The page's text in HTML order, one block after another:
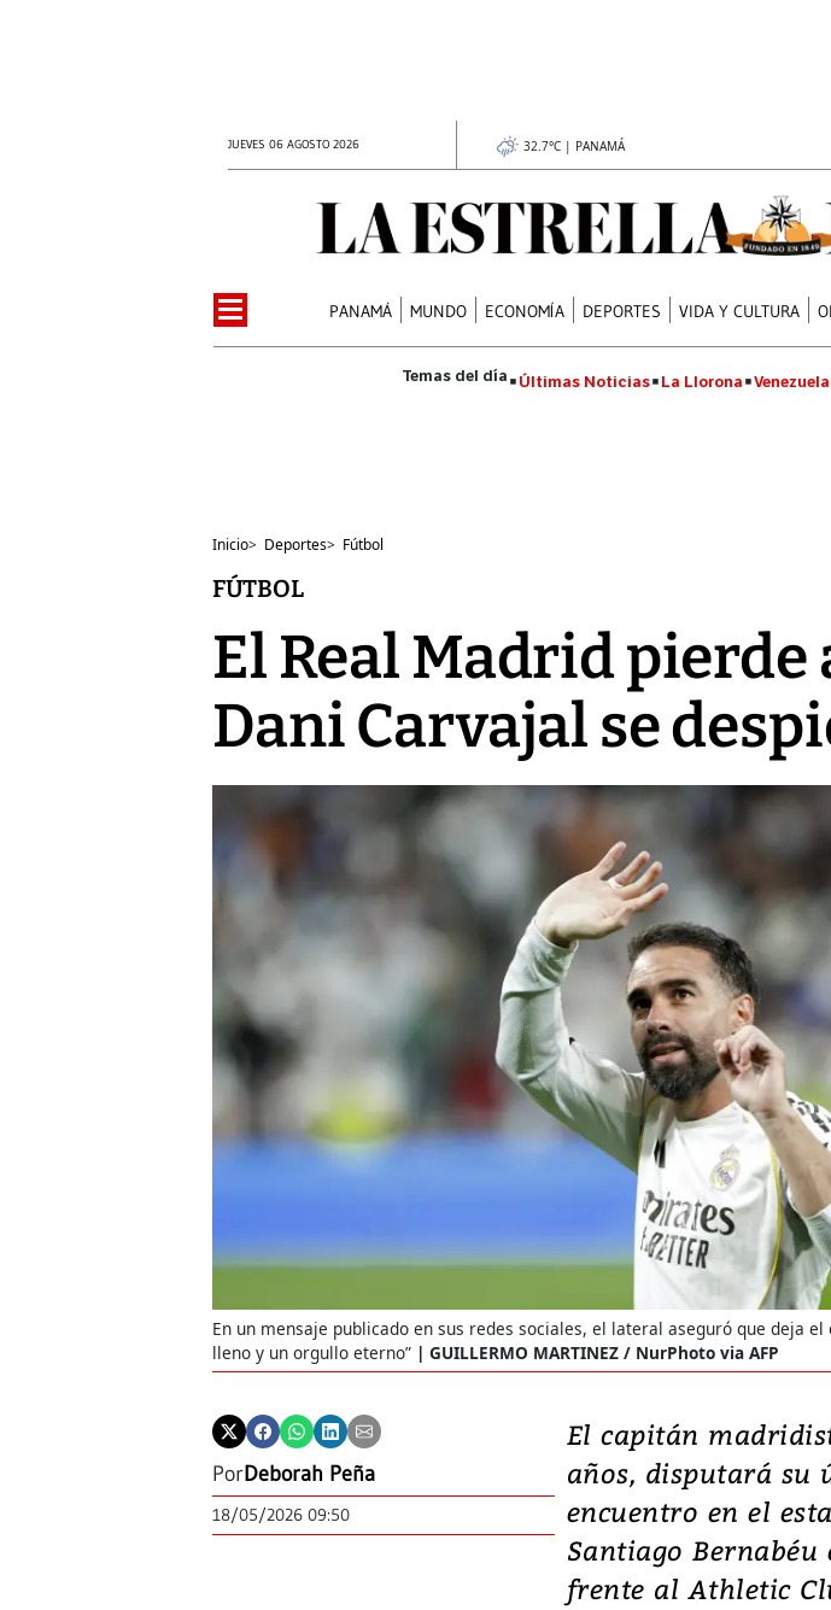
JUEVES 06 AGOSTO 2026 32.7°C | PANAMÁ
PANAMÁ MUNDO ECONOMÍA DEPORTES VIDA Y CULTURA
Últimas Noticias La Llorona Venezuela
Inicio> Deportes> Fútbol
FÚTBOL
El Real Madrid
Dani Carvajal se
En un mensaje publicado en sus redes sociales, el lateral aseguró que deja el
lleno y un orgullo eterno”
GUILLERMO MARTINEZ / NurPhoto via AFP
PorDeborah Peña
18/05/2026 09:50
El capitán
años, disputará su
encuentro en el
Santiago Bernabéu
frente al Athletic
Video,
deja
daños en
Un fuerte
7,1 se registró
julio en la
al sur de Japón,
emergencia de